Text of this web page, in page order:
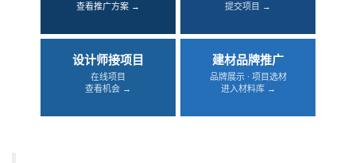
查看推广方案 →
提交项目 →
设计师接项目
在线项目
查看机会 →
建材品牌推广
品牌展示 · 项目选材
进入材料库 →